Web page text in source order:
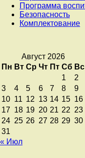
Программа
Безопасность
Комплектование
Август 2026
Пн Вт Ср Чт Пт Сб Вс
1
2
3
4 5 6 7 8
9
10 11 12 13 14 15 16
17 18 19 20 21 22 23
24 25 26 27 28 29 30
31
« Июл